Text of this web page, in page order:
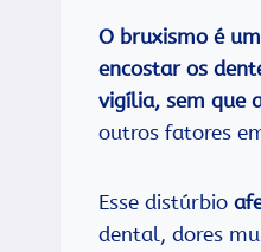
O bruxismo é
encostar os
vigília, sem que
outros fatores
Esse distúrbio
dental, dores